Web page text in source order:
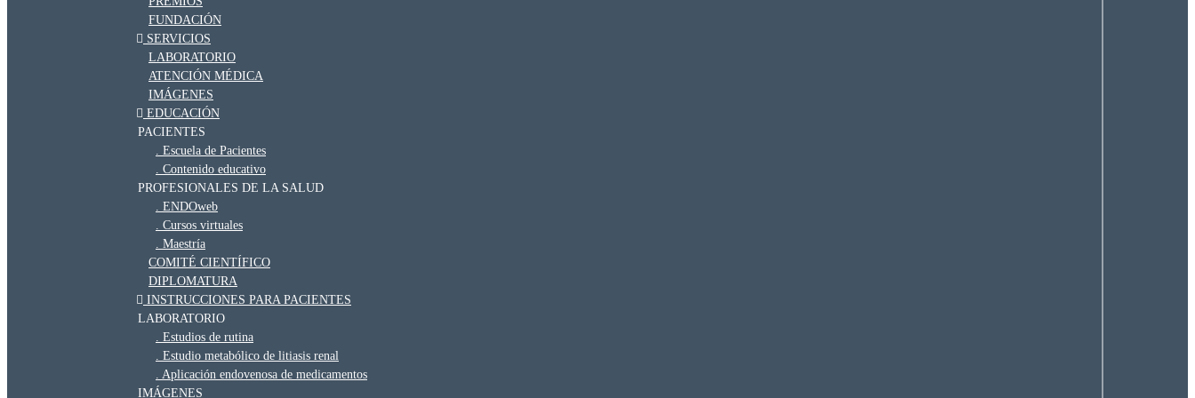
FUNDACIÓN
SERVICIOS
LABORATORIO
ATENCIÓN MÉDICA
IMÁGENES
EDUCACIÓN
PACIENTES
Escuela de Pacientes
Contenido educativo
PROFESIONALES DE LA SALUD
ENDOweb
Cursos virtuales
Maestría
COMITÉ CIENTÍFICO
DIPLOMATURA
INSTRUCCIONES PARA PACIENTES
LABORATORIO
Estudios de rutina
Estudio metabólico de litiasis renal
Aplicación endovenosa de medicamentos
IMÁGENES